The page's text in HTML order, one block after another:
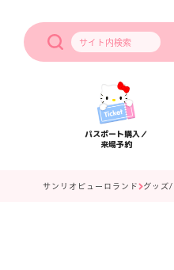
サイト内検索
パスポート購入／
来場予約
サンリオピューロランド グッズ/